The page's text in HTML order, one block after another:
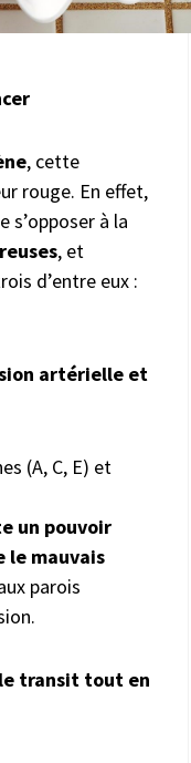
, cette
rouge. En effet,
s’opposer à la
, et
d’entre eux :
artérielle et
(A, C, E) et
un pouvoir
mauvais
parois
transit tout en